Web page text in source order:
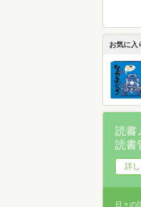
お気に入
読書
読書
詳
日々の